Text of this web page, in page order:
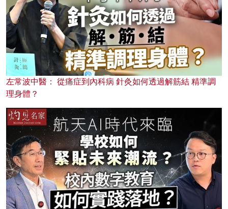
左常波中醫： 從痛症到內科病 針灸如何透過解筋結 精準調
理身體？